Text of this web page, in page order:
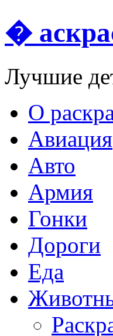
�
Лучшие
О
Авиация
Авто
Армия
Гонки
Дороги
Еда